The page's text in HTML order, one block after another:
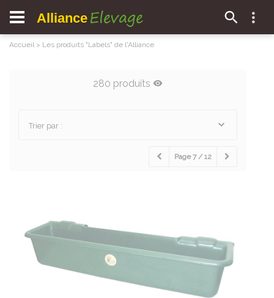
Alliance Elevage
Accueil > Les produits "Labels" de l'Alliance
280 produits
Trier par :
Page 7 / 12